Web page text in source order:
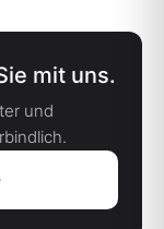
mit uns.
und